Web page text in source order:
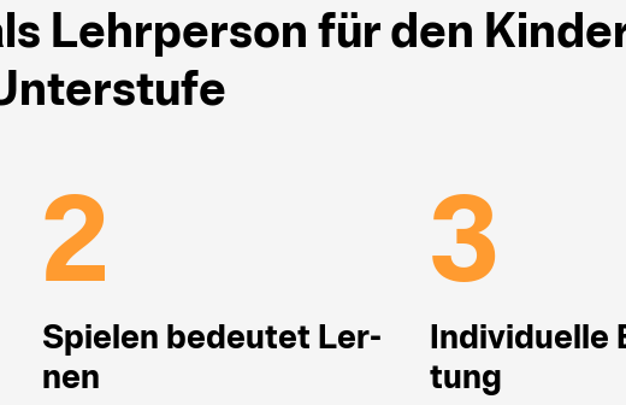
Lehr­person für den
Spielen bedeutet Ler­
nen
Individuelle
tung